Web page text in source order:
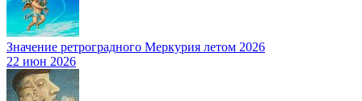
Значение ретроградного Меркурия летом 2026
22 июн 2026